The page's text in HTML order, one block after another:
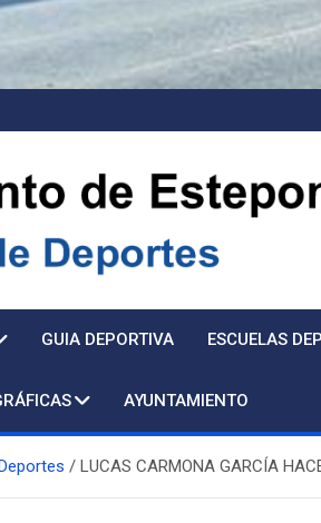
Deportes
GUIA DEPORTIVA ESCUELAS
AYUNTAMIENTO
LUCAS CARMONA GARCÍA